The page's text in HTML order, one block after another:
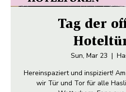
Tag der
Sun, Mar 23
  |
Hereinspaziert und inspiziert!
wir Tür und Tor für alle